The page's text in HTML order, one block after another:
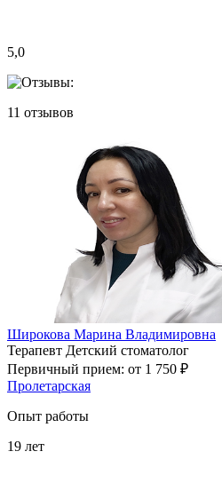
5,0
11 отзывов
Широкова Марина Владимировна
Терапевт Детский стоматолог
Первичный прием: от 1 750 ₽
Пролетарская
Опыт работы
19 лет